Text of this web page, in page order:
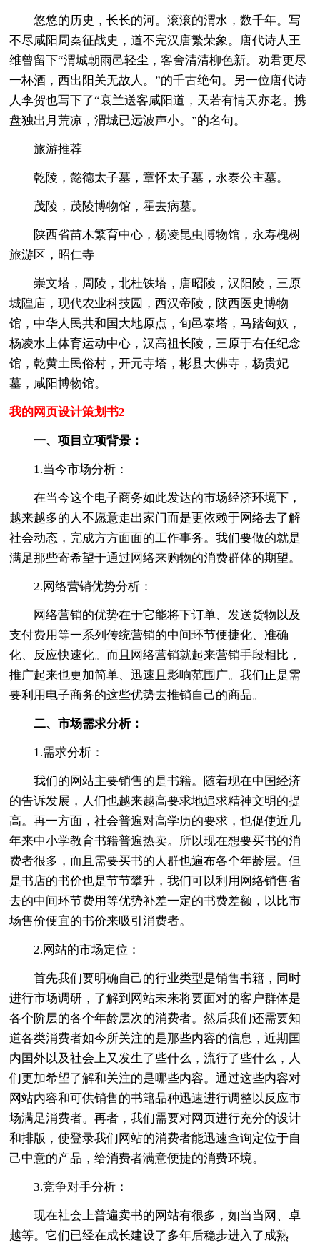
悠悠的历史，长长的河。滚滚的渭水，数千年。写
不尽咸阳周秦征战史，道不完汉唐繁荣象。唐代诗人王
维曾留下“渭城朝雨邑轻尘，客舍清清柳色新。劝君更尽
一杯酒，西出阳关无故人。”的千古绝句。另一位唐代诗
人李贺也写下了“衰兰送客咸阳道，天若有情天亦老。携
盘独出月荒凉，渭城已远波声小。”的名句。
旅游推荐
乾陵，懿德太子墓，章怀太子墓，永泰公主墓。
茂陵，茂陵博物馆，霍去病墓。
陕西省苗木繁育中心，杨凌昆虫博物馆，永寿槐树
旅游区，昭仁寺
崇文塔，周陵，北杜铁塔，唐昭陵，汉阳陵，三原
城隍庙，现代农业科技园，西汉帝陵，陕西医史博物
馆，中华人民共和国大地原点，旬邑泰塔，马踏匈奴，
杨凌水上体育运动中心，汉高祖长陵，三原于右任纪念
馆，乾黄土民俗村，开元寺塔，彬县大佛寺，杨贵妃
墓，咸阳博物馆。
我的网页设计策划书2
一、项目立项背景：
1.当今市场分析：
在当今这个电子商务如此发达的市场经济环境下，
越来越多的人不愿意走出家门而是更依赖于网络去了解
社会动态，完成方方面面的工作事务。我们要做的就是
满足那些寄希望于通过网络来购物的消费群体的期望。
2.网络营销优势分析：
网络营销的优势在于它能将下订单、发送货物以及
支付费用等一系列传统营销的中间环节便捷化、准确
化、反应快速化。而且网络营销就起来营销手段相比，
推广起来也更加简单、迅速且影响范围广。我们正是需
要利用电子商务的这些优势去推销自己的商品。
二、市场需求分析：
1.需求分析：
我们的网站主要销售的是书籍。随着现在中国经济
的告诉发展，人们也越来越高要求地追求精神文明的提
高。再一方面，社会普遍对高学历的要求，也促使近几
年来中小学教育书籍普遍热卖。所以现在想要买书的消
费者很多，而且需要买书的人群也遍布各个年龄层。但
是书店的书价也是节节攀升，我们可以利用网络销售省
去的中间环节费用等优势补差一定的书费差额，以比市
场售价便宜的书价来吸引消费者。
2.网站的市场定位：
首先我们要明确自己的行业类型是销售书籍，同时
进行市场调研，了解到网站未来将要面对的客户群体是
各个阶层的各个年龄层次的消费者。然后我们还需要知
道各类消费者如今所关注的是那些内容的信息，近期国
内国外以及社会上又发生了些什么，流行了些什么，人
们更加希望了解和关注的是哪些内容。通过这些内容对
网站内容和可供销售的书籍品种迅速进行调整以反应市
场满足消费者。再者，我们需要对网页进行充分的设计
和排版，使登录我们网站的消费者能迅速查询定位于自
己中意的产品，给消费者满意便捷的消费环境。
3.竞争对手分析：
现在社会上普遍卖书的网站有很多，如当当网、卓
越等。它们已经在成长建设了多年后稳步进入了成熟